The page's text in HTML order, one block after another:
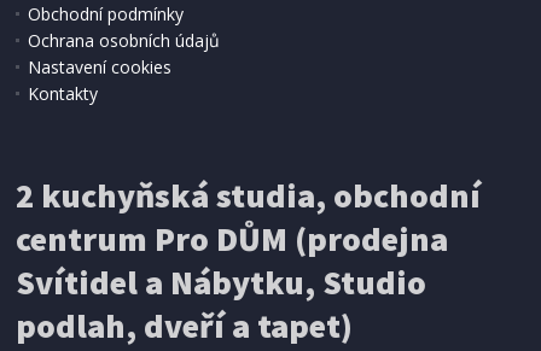
1 599 Kč
Obchodní podmínky
Ochrana osobních údajů
Nastavení cookies
Kontakty
2 kuchyňská studia, obchodní
centrum Pro DŮM (prodejna
Svítidel a Nábytku, Studio
podlah, dveří a tapet)